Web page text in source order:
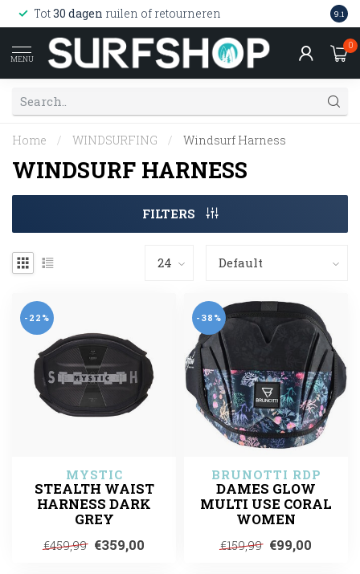
Tot30 dagen ruilen of retourneren 9.1
MENU
0
Home / WINDSURFING / Windsurf Harness
WINDSURF HARNESS
FILTERS
-22%
MYSTIC
STEALTH WAIST
HARNESS DARK
GREY
€459,99 €359,00
-38%
BRUNOTTI RDP
DAMES GLOW
MULTI USE CORAL
WOMEN
€159,99 €99,00